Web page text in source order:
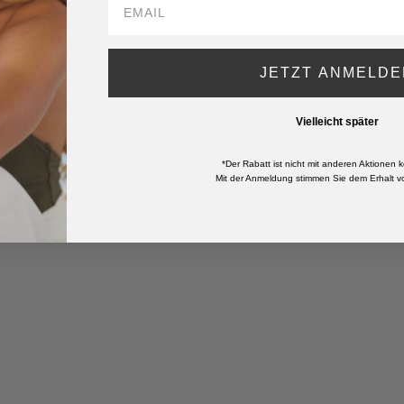
JETZT
Vielleicht später
*Der Rabatt ist nicht mit anderen Aktionen
Mit der Anmeldung stimmen Sie dem Erhalt